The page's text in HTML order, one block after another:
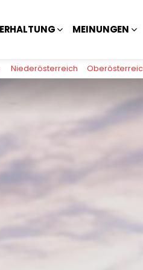
MEINUNGEN
Niederösterreich